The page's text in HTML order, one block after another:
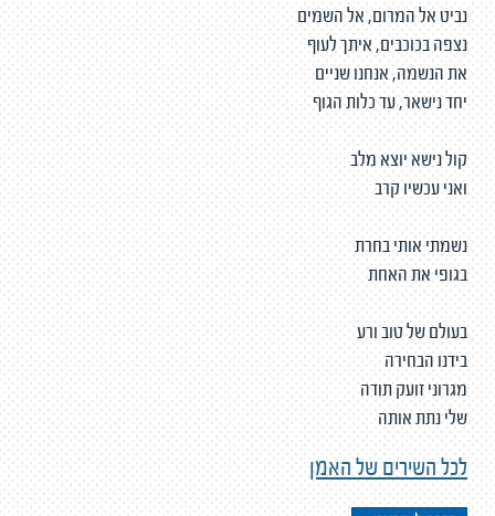
נביט אל המרום, אל השמים
נצפה בכוכבים, איתך לעוף
את הנשמה, אנחנו שניים
יחד נישאר, עד כלות הגוף
קול נישא יוצא מלב
ואני עכשיו קרב
נשמתי אותי בחרת
בגופי את האחת
בעולם של טוב ורע
בידנו הבחירה
מגרוני זועק תודה
שלי נתת אותה
לכל השירים של האמן